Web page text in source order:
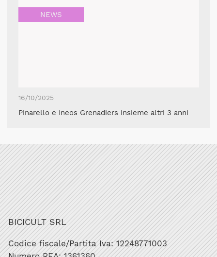
NEWS
16/10/2025
Pinarello e Ineos Grenadiers insieme altri 3 anni
BICICULT SRL
Codice fiscale/Partita Iva: 12248771003